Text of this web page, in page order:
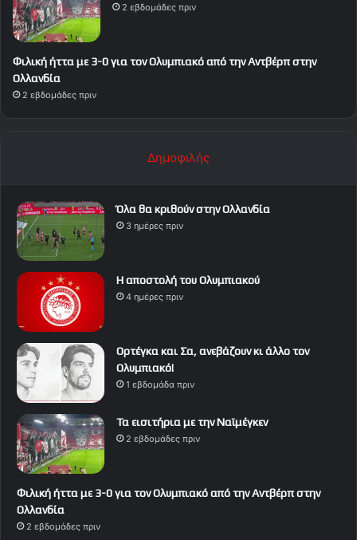
2 εβδομάδες πριν
Φιλική ήττα με 3-0 για τον Ολυμπιακό από την Αντβέρπ στην
Ολλανδία
2 εβδομάδες πριν
Δημοφιλής
Όλα θα κριθούν στην Ολλανδία
3 ημέρες πριν
Η αποστολή του Ολυμπιακού
4 ημέρες πριν
Ορτέγκα και Σα, ανεβάζουν κι άλλο τον
Ολυμπιακό!
1 εβδομάδα πριν
Τα εισιτήρια με την Ναϊμέγκεν
2 εβδομάδες πριν
Φιλική ήττα με 3-0 για τον Ολυμπιακό από την Αντβέρπ στην
Ολλανδία
2 εβδομάδες πριν